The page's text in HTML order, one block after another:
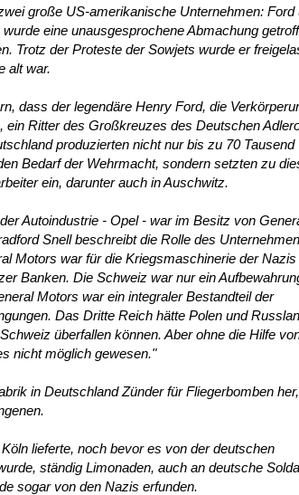
große US-amerikanische Unternehmen: Ford
eine unausgesprochene Abmachung
Trotz der Proteste der Sowjets wurde er
alt war.
dass der legendäre Henry Ford, die
ein Ritter des Großkreuzes des Deutschen
produzierten nicht nur bis zu 70 Tausend
Bedarf der Wehrmacht, sondern setzten zu
ein, darunter auch in Auschwitz.
Autoindustrie - Opel - war im Besitz von
Snell beschreibt die Rolle des
Motors war für die Kriegsmaschinerie der Nazis
Banken. Die Schweiz war nur ein
Motors war ein integraler Bestandteil der
Das Dritte Reich hätte Polen und
überfallen können. Aber ohne die Hilfe
nicht möglich gewesen."
in Deutschland Zünder für Fliegerbomben
lieferte, noch bevor es von der deutschen
ständig Limonaden, auch an deutsche
sogar von den Nazis erfunden.